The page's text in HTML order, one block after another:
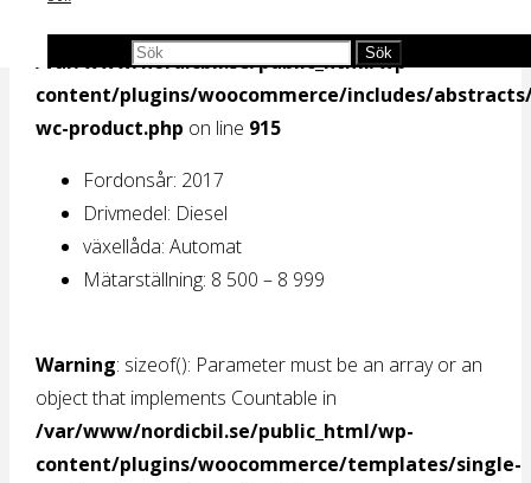
Sök
Warning: A non-numeric value encountered in
/var/www/nordicbil.se/public_html/wp-
content/plugins/woocommerce/includes/
wc-product.php on line 915
Fordonsår: 2017
Drivmedel: Diesel
växellåda: Automat
Mätarställning: 8 500 – 8 999
Warning: sizeof(): Parameter must be an array or an
object that implements Countable in
/var/www/nordicbil.se/public_html/wp-
content/plugins/woocommerce/templates/single-